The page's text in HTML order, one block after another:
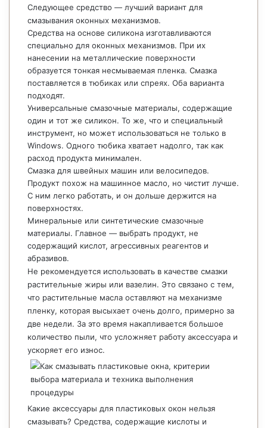
Следующее средство — лучший вариант для
смазывания оконных механизмов.
Средства на основе силикона изготавливаются
специально для оконных механизмов. При их
нанесении на металлические поверхности
образуется тонкая несмываемая пленка. Смазка
поставляется в тюбиках или спреях. Оба варианта
подходят.
Универсальные смазочные материалы, содержащие
один и тот же силикон. То же, что и специальный
инструмент, но может использоваться не только в
Windows. Одного тюбика хватает надолго, так как
расход продукта минимален.
Смазка для швейных машин или велосипедов.
Продукт похож на машинное масло, но чистит лучше.
С ним легко работать, и он дольше держится на
поверхностях.
Минеральные или синтетические смазочные
материалы. Главное — выбрать продукт, не
содержащий кислот, агрессивных реагентов и
абразивов.
Не рекомендуется использовать в качестве смазки
растительные жиры или вазелин. Это связано с тем,
что растительные масла оставляют на механизме
пленку, которая высыхает очень долго, примерно за
две недели. За это время накапливается большое
количество пыли, что усложняет работу аксессуара и
ускоряет его износ.
Какие аксессуары для пластиковых окон нельзя
смазывать? Средства, содержащие кислоты и